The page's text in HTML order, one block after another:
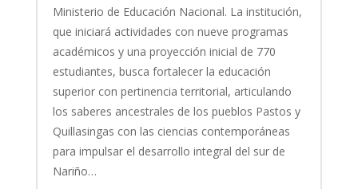
Ministerio de Educación Nacional. La institución,
que iniciará actividades con nueve programas
académicos y una proyección inicial de 770
estudiantes, busca fortalecer la educación
superior con pertinencia territorial, articulando
los saberes ancestrales de los pueblos Pastos y
Quillasingas con las ciencias contemporáneas
para impulsar el desarrollo integral del sur de
Nariño…